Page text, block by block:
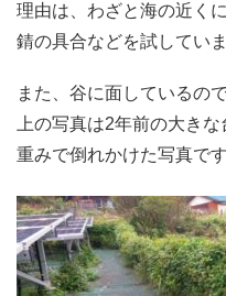
理由は、わざと海の近く
錆の具合などを試してい
また、谷に面しているの
上の写真は2年前の大き
重みで倒れかけた写真です